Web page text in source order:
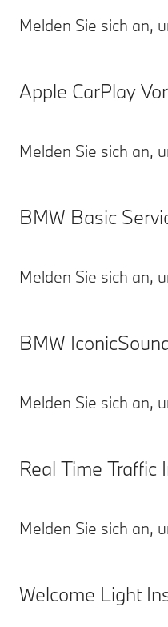
Melden Sie sich an,
Apple CarPlay
Melden Sie sich an,
BMW Basic
Melden Sie sich an,
BMW
Melden Sie sich an,
Real Time Traffic
Melden Sie sich an,
Welcome Light